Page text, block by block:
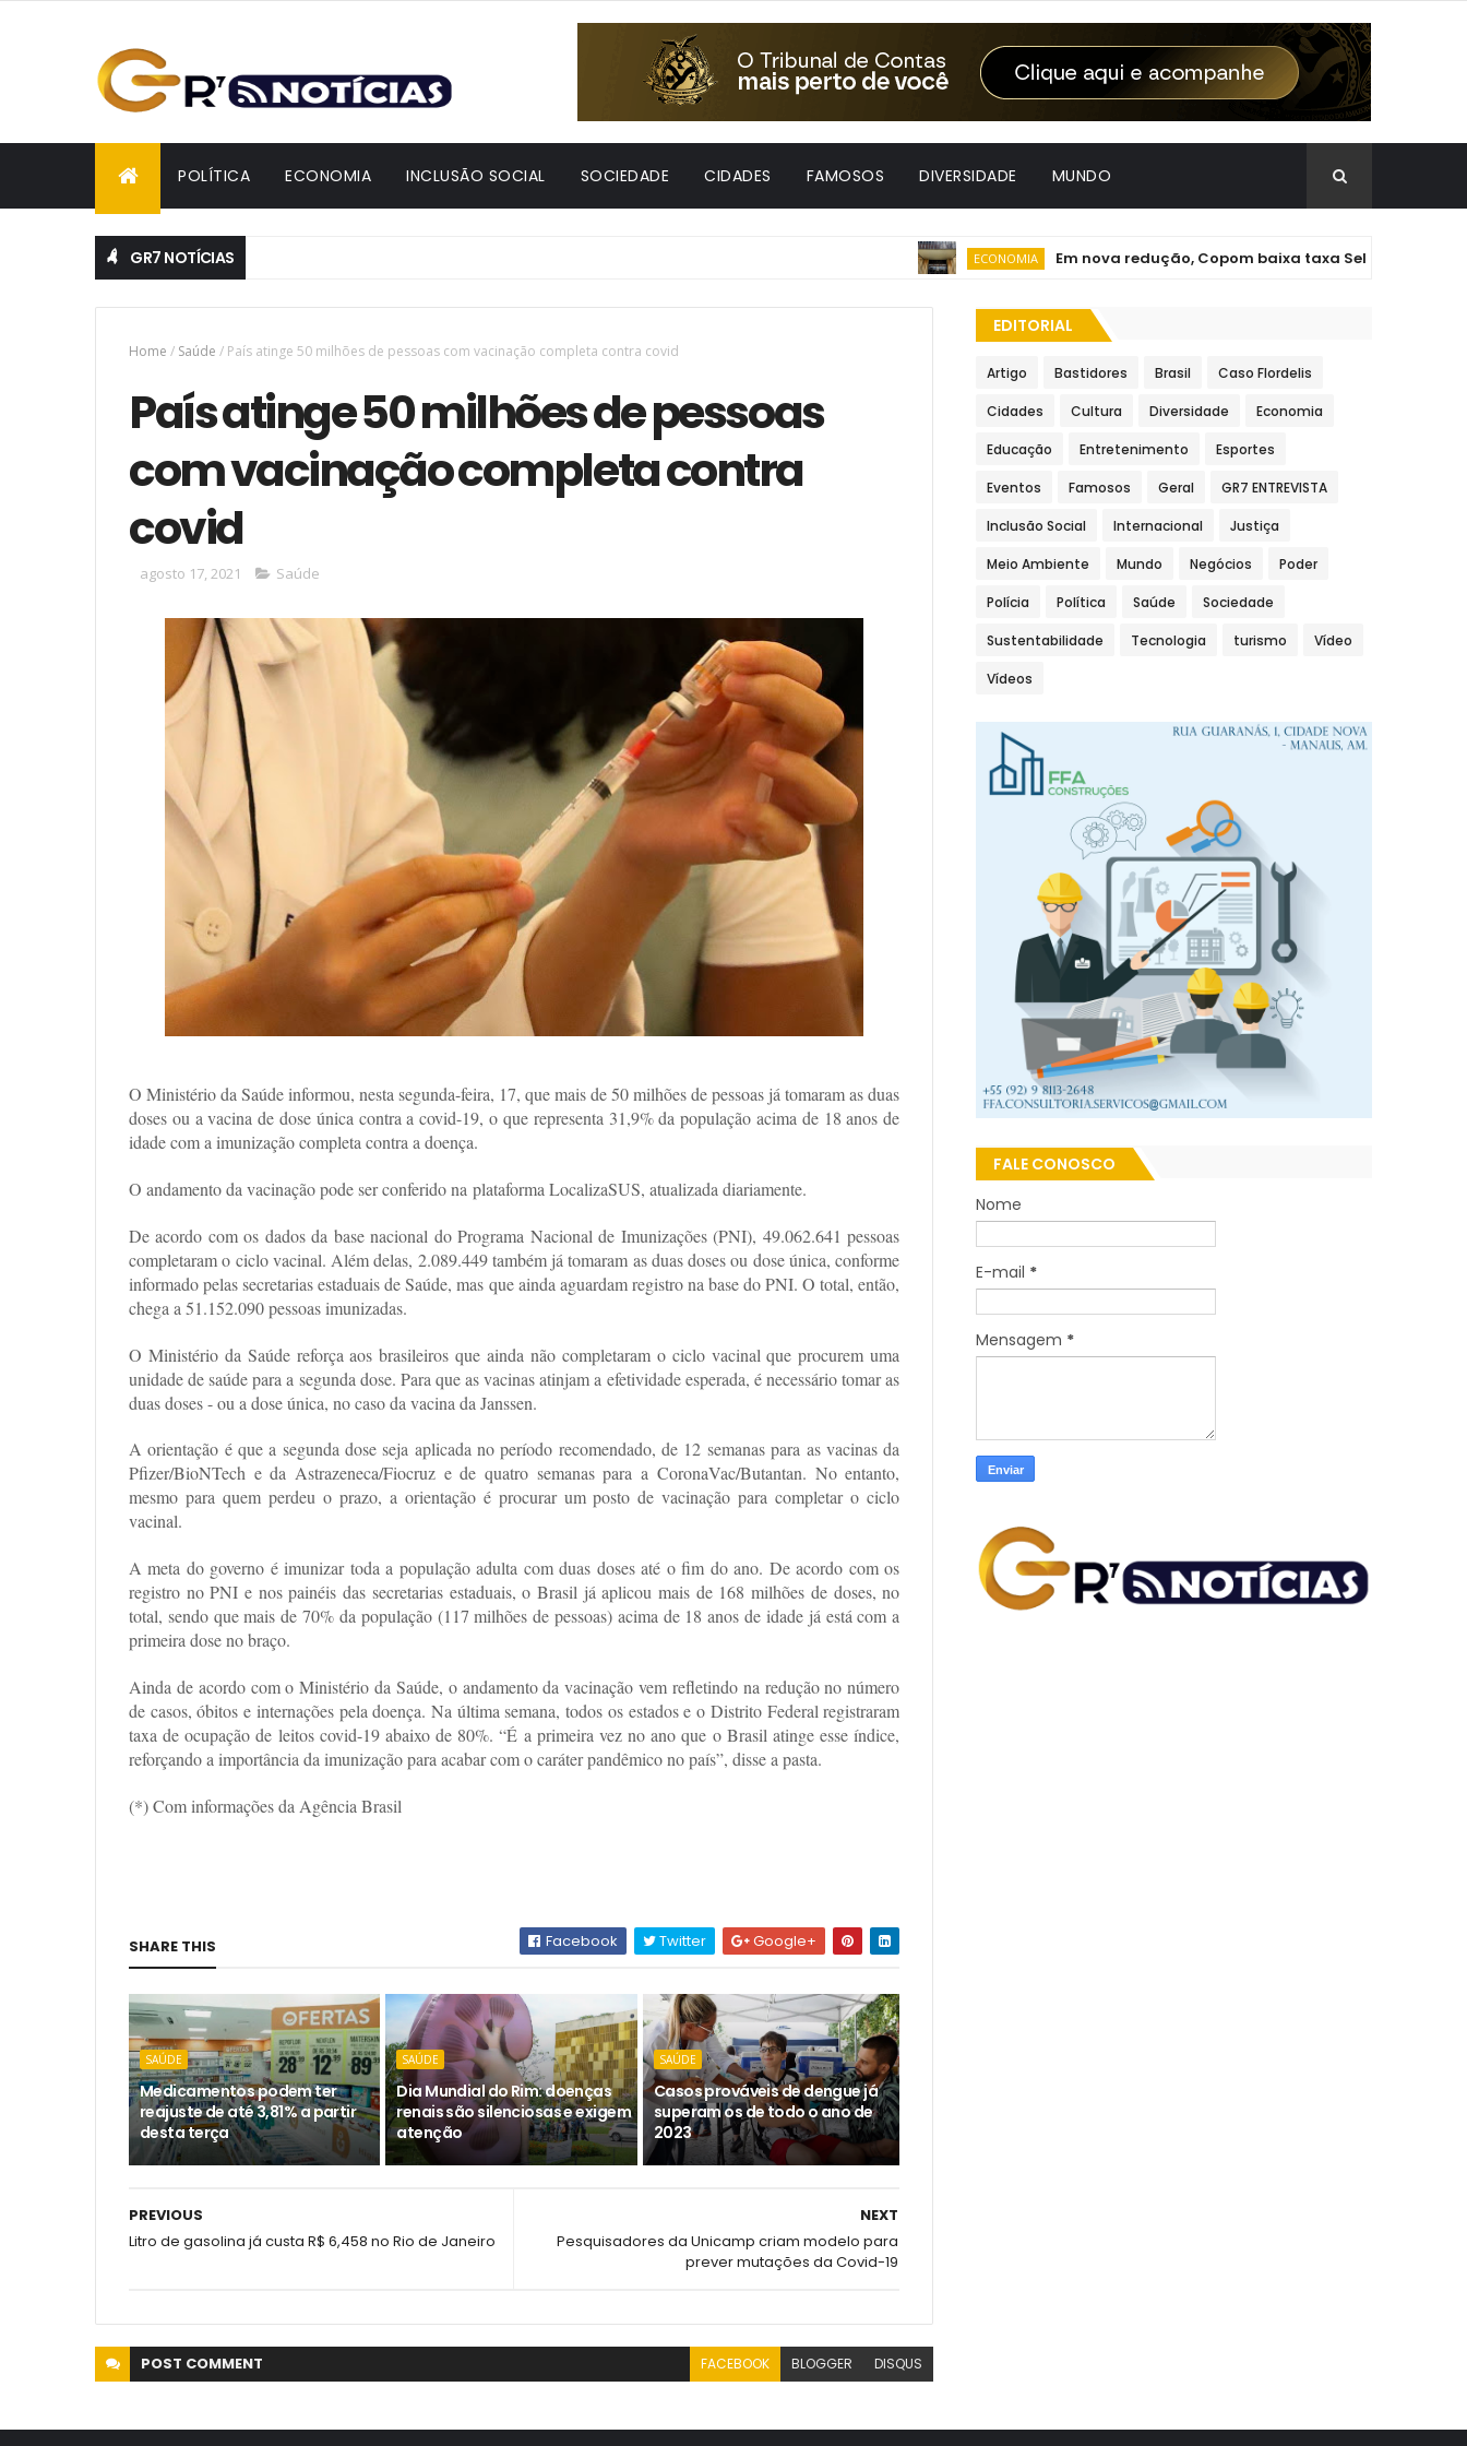
POLÍTICA ECONOMIA INCLUSÃO SOCIAL SOCIEDADE CIDADES FAMOSOS DIVERSIDADE MUNDO
GR7 NOTÍCIAS ECONOMIA Em nova redução, Copom baixa taxa Selic para 14% ao
Home / Saúde / País atinge 50 milhões de pessoas com vacinação completa contra covid
País atinge 50 milhões de pessoas
com vacinação completa contra
covid
agosto 17, 2021 Saúde
O Ministério da Saúde informou, nesta segunda-feira, 17, que mais de 50 milhões de pessoas já tomaram as duas
doses ou a vacina de dose única contra a covid-19, o que representa 31,9% da população acima de 18 anos de
idade com a imunização completa contra a doença.
O andamento da vacinação pode ser conferido na plataforma LocalizaSUS, atualizada diariamente.
De acordo com os dados da base nacional do Programa Nacional de Imunizações (PNI), 49.062.641 pessoas
completaram o ciclo vacinal. Além delas, 2.089.449 também já tomaram as duas doses ou dose única, conforme
informado pelas secretarias estaduais de Saúde, mas que ainda aguardam registro na base do PNI. O total, então,
chega a 51.152.090 pessoas imunizadas.
O Ministério da Saúde reforça aos brasileiros que ainda não completaram o ciclo vacinal que procurem uma
unidade de saúde para a segunda dose. Para que as vacinas atinjam a efetividade esperada, é necessário tomar as
duas doses - ou a dose única, no caso da vacina da Janssen.
A orientação é que a segunda dose seja aplicada no período recomendado, de 12 semanas para as vacinas da
Pfizer/BioNTech e da Astrazeneca/Fiocruz e de quatro semanas para a CoronaVac/Butantan. No entanto,
mesmo para quem perdeu o prazo, a orientação é procurar um posto de vacinação para completar o ciclo
vacinal.
A meta do governo é imunizar toda a população adulta com duas doses até o fim do ano. De acordo com os
registro no PNI e nos painéis das secretarias estaduais, o Brasil já aplicou mais de 168 milhões de doses, no
total, sendo que mais de 70% da população (117 milhões de pessoas) acima de 18 anos de idade já está com a
primeira dose no braço.
Ainda de acordo com o Ministério da Saúde, o andamento da vacinação vem refletindo na redução no número
de casos, óbitos e internações pela doença. Na última semana, todos os estados e o Distrito Federal registraram
taxa de ocupação de leitos covid-19 abaixo de 80%. “É a primeira vez no ano que o Brasil atinge esse índice,
reforçando a importância da imunização para acabar com o caráter pandêmico no país”, disse a pasta.
(*) Com informações da Agência Brasil
SHARE THIS Facebook Twitter Google+
SAÚDE
Medicamentos podem ter
reajuste de até 3,81% a partir
desta terça
SAÚDE
Dia Mundial do Rim: doenças
renais são silenciosas e exigem
atenção
SAÚDE
Casos prováveis de dengue já
superam os de todo o ano de
2023
NEXT
Pesquisadores da Unicamp criam modelo para
prever mutações da Covid-19
PREVIOUS
Litro de gasolina já custa R$ 6,458 no Rio de Janeiro
POST COMMENT FACEBOOK BLOGGER DISQUS
EDITORIAL
Artigo Bastidores Brasil Caso Flordelis
Cidades Cultura Diversidade Economia
Educação Entretenimento Esportes
Eventos Famosos Geral GR7 ENTREVISTA
Inclusão Social Internacional Justiça
Meio Ambiente Mundo Negócios Poder
Polícia Política Saúde Sociedade
Sustentabilidade Tecnologia turismo Vídeo
Vídeos
FALE CONOSCO
Nome
E-mail *
Mensagem *